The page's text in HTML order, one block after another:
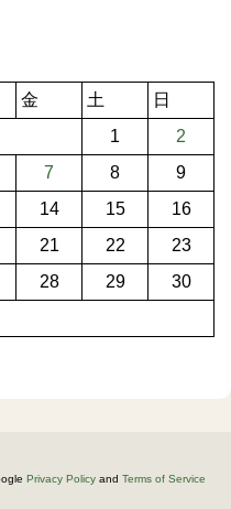
金 土
日
1
2
7 8
9
14 15
16
21 22
23
28 29
30
Privacy Policy and Terms of Service